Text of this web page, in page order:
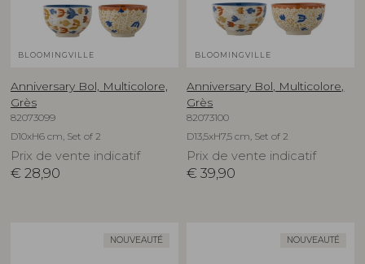
BLOOMINGVILLE
Anniversary Bol, Multicolore,
Grès
82073099
D10xH6 cm, Set of 2
Prix de vente indicatif
€ 28,90
BLOOMINGVILLE
Anniversary Bol, Multicolore,
Grès
82073100
D13,5xH7,5 cm, Set of 2
Prix de vente indicatif
€ 39,90
NOUVEAUTÉ NOUVEAUTÉ